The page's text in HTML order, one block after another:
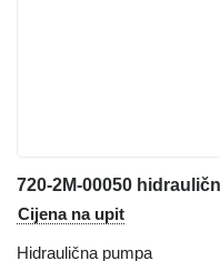
Cijena na upit
Hidraulična pumpa